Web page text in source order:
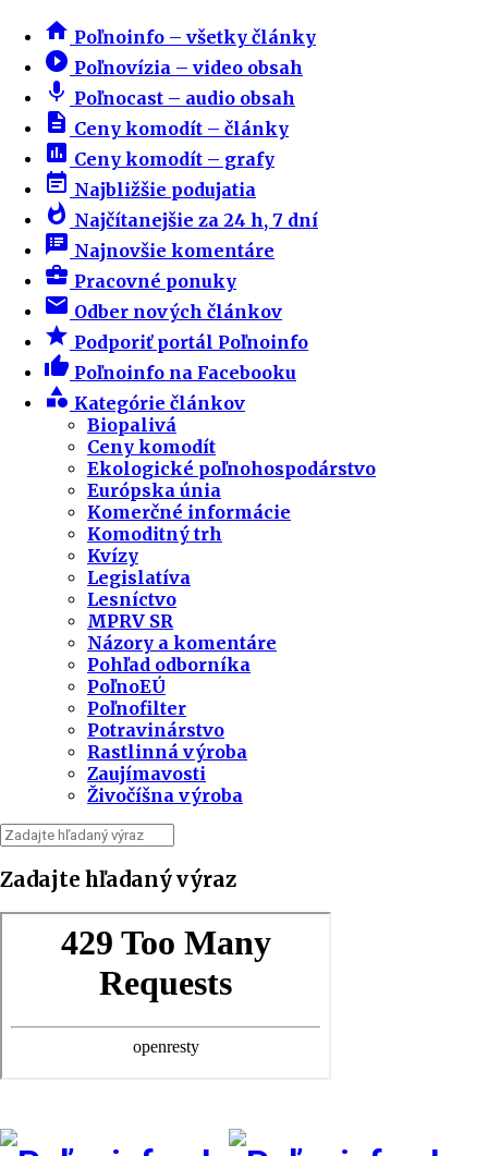
home Poľnoinfo – všetky články
play_circle_filled Poľnovízia – video obsah
mic Poľnocast – audio obsah
description Ceny komodít – články
insert_chart Ceny komodít – grafy
event_note Najbližšie podujatia
whatshot Najčítanejšie za 24 h, 7 dní
speaker_notes Najnovšie komentáre
business_center Pracovné ponuky
email Odber nových článkov
star Podporiť portál Poľnoinfo
thumb_up Poľnoinfo na Facebooku
category Kategórie článkov
Biopalivá
Ceny komodít
Ekologické poľnohospodárstvo
Európska únia
Komerčné informácie
Komoditný trh
Kvízy
Legislatíva
Lesníctvo
MPRV SR
Názory a komentáre
Pohľad odborníka
PoľnoEÚ
Poľnofilter
Potravinárstvo
Rastlinná výroba
Zaujímavosti
Živočíšna výroba
Zadajte hľadaný výraz